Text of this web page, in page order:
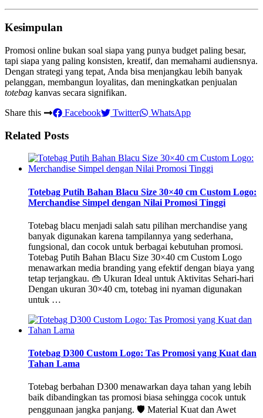
Kesimpulan
Promosi online bukan soal siapa yang punya budget paling besar,
tapi siapa yang paling konsisten, kreatif, dan memahami audiensnya.
Dengan strategi yang tepat, Anda bisa menjangkau lebih banyak
pelanggan, membangun loyalitas, dan meningkatkan penjualan
totebag kanvas secara signifikan.
Share this
Facebook Twitter WhatsApp
Related Posts
Totebag Putih Bahan Blacu Size 30×40 cm Custom Logo:
Merchandise Simpel dengan Nilai Promosi Tinggi
Totebag blacu menjadi salah satu pilihan merchandise yang
banyak digunakan karena tampilannya yang sederhana,
fungsional, dan cocok untuk berbagai kebutuhan promosi.
Totebag Putih Bahan Blacu Size 30×40 cm Custom Logo
menawarkan media branding yang efektif dengan biaya yang
tetap terjangkau. 👜 Ukuran Ideal untuk Aktivitas Sehari-hari
Dengan ukuran 30×40 cm, totebag ini nyaman digunakan
untuk …
Totebag D300 Custom Logo: Tas Promosi yang Kuat dan
Tahan Lama
Totebag berbahan D300 menawarkan daya tahan yang lebih
baik dibandingkan tas promosi biasa sehingga cocok untuk
penggunaan jangka panjang. 🛡️ Material Kuat dan Awet